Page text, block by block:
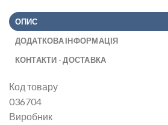
ОПИС
ДОДАТКОВА ІНФОРМАЦІЯ
КОНТАКТИ - ДОСТАВКА
Код товару
036704
Виробник